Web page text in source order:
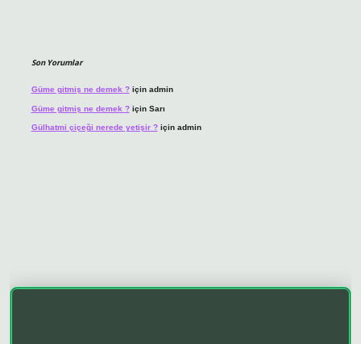
Son Yorumlar
Güme gitmiş ne demek ?için admin
Güme gitmiş ne demek ?için Sarı
Gülhatmi çiçeği nerede yetişir ?için admin